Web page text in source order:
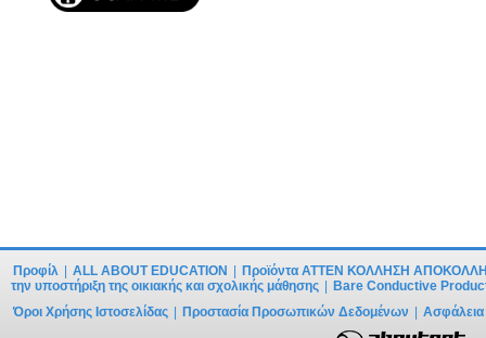
Προφίλ ALL ABOUT EDUCATION
Προϊόντα ATTEN ΚΟΛΛΗΣΗ
την υποστήριξη της οικιακής και σχολικής μάθησης
Bare Conductive
Όροι Χρήσης Ιστοσελίδας
Προστασία Προσωπικών Δεδομένων